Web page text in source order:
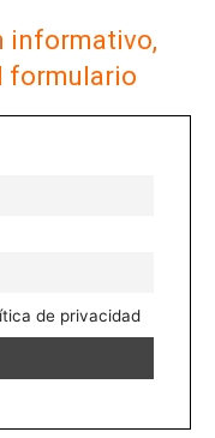
informativo,
formulario
de privacidad